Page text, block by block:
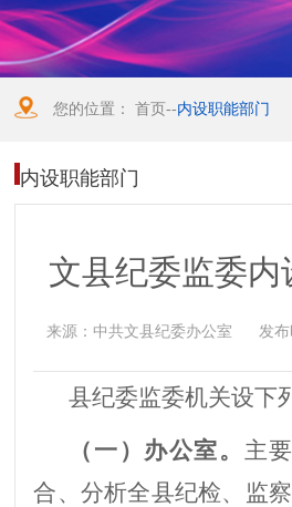
您的位置：首页--内设职能部门
内设职能部门
文县纪委监委内
来源： 中共文县纪委办公室 发布
县纪委监委机关设下
（一）办公室。 主
合、分析全县纪检、监